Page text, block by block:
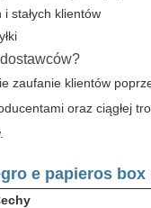
stałych klientów
zaufanie klientów
oraz ciągłej
e papieros box